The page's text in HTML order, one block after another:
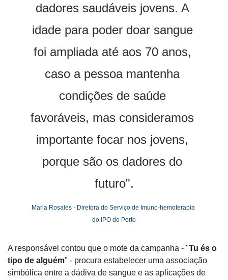
dadores saudáveis jovens. A
idade para poder doar sangue
foi ampliada até aos 70 anos,
caso a pessoa mantenha
condições de saúde
favoráveis, mas consideramos
importante focar nos jovens,
porque são os dadores do
futuro".
Maria Rosales - Diretora do Serviço de Imuno-hemoterapia
do IPO do Porto
A responsável contou que o mote da campanha - "Tu és o
tipo de alguém" - procura estabelecer uma associação
simbólica entre a dádiva de sangue e as aplicações de